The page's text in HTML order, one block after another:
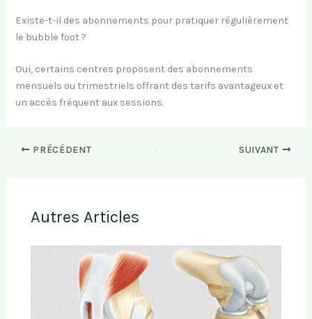
Existe-t-il des abonnements pour pratiquer régulièrement
le bubble foot ?
Oui, certains centres proposent des abonnements
mensuels ou trimestriels offrant des tarifs avantageux et
un accès fréquent aux sessions.
PRÉCÉDENT SUIVANT
Autres Articles